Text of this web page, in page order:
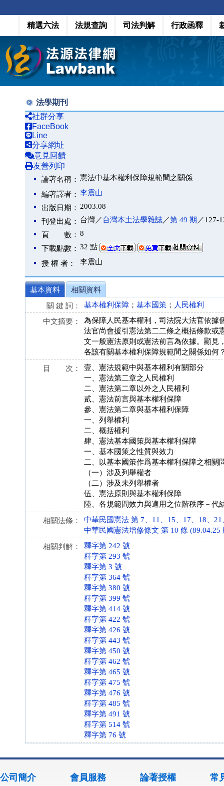
精選六法 法規查詢 司法判解 行政函釋
法學期刊
社群分享
FaceBook
Line
分享網址
意見回饋
友善列印
論著名稱： 憲法中基本權利保障規範間之關係
編著譯者： 李震山
出版日期： 2003.08
刊登出處： 台灣／台灣本土法學雜誌／第 49 期 ／127-
頁 數： 8
下載點數： 32 點
授 權 者： 李震山
基本資料
相關資料
關 鍵 詞：
基本權利保障 ； 基本國策 ； 人民權利
中文摘要：
為保障人民基本權利，司法院大法官依據
法官尚會援引憲法第二二條之概括條款或
文一般憲法原則或憲法前言為依據。顯見
各該有關基本權利保障規範間之關係如何
目 次：
壹、憲法規範中與基本權利有關部分
一、憲法第二章之人民權利
二、憲法第二章以外之人民權利
貳、憲法前言與基本權利保障
參、憲法第二章與基本權利保障
一、列舉權利
二、概括權利
肆、憲法基本國策與基本權利保障
一、基本國策之性質與效力
二、以基本國策作爲基本權利保障之相關
（一）涉及列舉權者
（二）涉及未列舉權者
伍、憲法原則與基本權利保障
陸、各規範間效力與適用之位階秩序－代
相關法條：
中華民國憲法 第 7、11、15、17、18、
中華民國憲法增修條文 第 10 條 (89.04.25
相關判解：
釋字第 242 號
釋字第 293 號
釋字第 3 號
釋字第 364 號
釋字第 380 號
釋字第 399 號
釋字第 414 號
釋字第 422 號
釋字第 426 號
釋字第 443 號
釋字第 450 號
釋字第 462 號
釋字第 465 號
釋字第 475 號
釋字第 476 號
釋字第 485 號
釋字第 491 號
釋字第 514 號
釋字第 76 號
公司簡介 會員服務 論著授權 常